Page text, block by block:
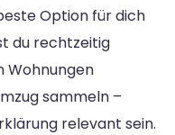
Option für dich
du rechtzeitig
Wohnungen
sammeln –
relevant sein.